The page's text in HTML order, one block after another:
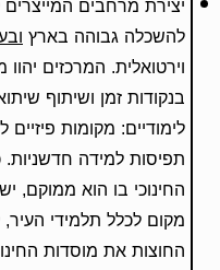
להשכלה גבוהה בארץ
וירטואלית. המרכזים
בנקודות זמן ושיתוף
לימודיים: מקומות
תפיסות למידה
החינוכי בו הוא ממוקם,
מקום לכלל תלמידי
החוצות את מוסדות